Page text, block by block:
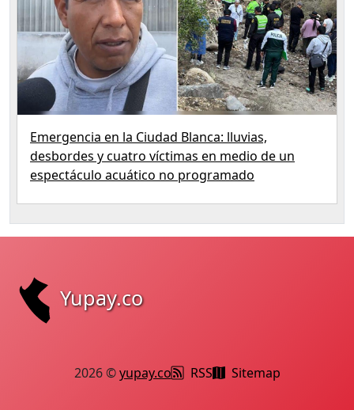
Emergencia en la Ciudad Blanca: lluvias,
desbordes y cuatro víctimas en medio de un
espectáculo acuático no programado
Yupay.co
2026 ©yupay.co RSS Sitemap